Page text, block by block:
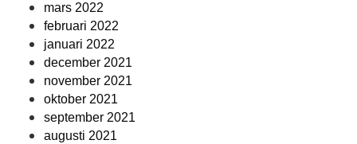
mars 2022
februari 2022
januari 2022
december 2021
november 2021
oktober 2021
september 2021
augusti 2021